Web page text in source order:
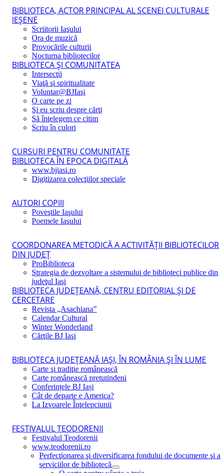
BIBLIOTECA, ACTOR PRINCIPAL AL SCENEI CULTURALE
IEŞENE
Scriitorii Iaşului
Ora de muzică
Provocările culturii
Nocturna bibliotecilor
BIBLIOTECA ŞI COMUNITATEA
Intersecţii
Viaţă şi spiritualitate
Voluntar@BJIaşi
O carte pe zi
Şi eu scriu despre cărţi
Să înţelegem ce citim
Scriu în culori
CURSURI PENTRU COMUNITATE
BIBLIOTECA ÎN EPOCA DIGITALĂ
www.bjiasi.ro
Digitizarea colecţiilor speciale
AUTORI COPIII
Poveştile Iaşului
Poemele Iaşului
COORDONAREA METODICĂ A ACTIVITĂŢII BIBLIOTECILOR
DIN JUDEŢ
ProBiblioteca
Strategia de dezvoltare a sistemului de biblioteci publice din
judeţul Iaşi
BIBLIOTECA JUDEŢEANĂ, CENTRU EDITORIAL ŞI DE
CERCETARE
Revista „Asachiana”
Calendar Cultural
Winter Wonderland
Cărţile BJ Iaşi
BIBLIOTECA JUDEŢEANĂ IAŞI, ÎN ROMÂNIA ŞI ÎN LUME
Carte şi tradiţie românească
Carte românească pretutindeni
Conferințele BJ Iași
Cât de departe e America?
La Izvoarele Înţelepciunii
FESTIVALUL TEODORENII
Festivalul Teodorenii
www.teodorenii.ro
Perfecţionarea şi diversificarea fondului de documente şi a
serviciilor de bibliotecă